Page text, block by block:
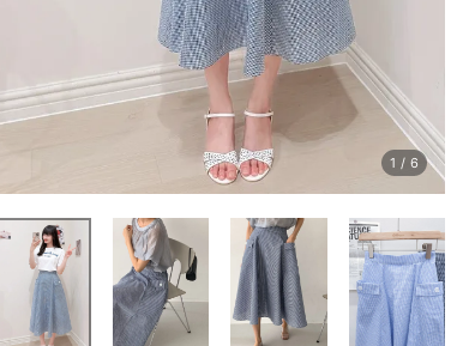
1 / 6